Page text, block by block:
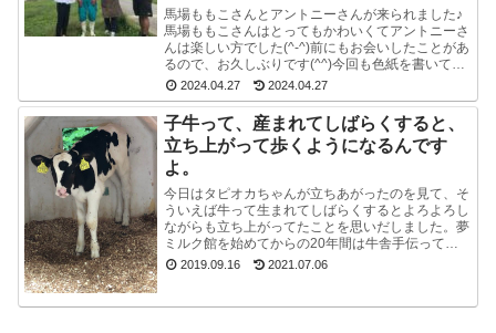
馬場ももこさんとアントニーさんが来られました♪
馬場ももこさんはとってもかわいくてアントニーさ
んは楽しい方でした(^-^)前にもお会いしたことがあ
るので、お久しぶりです(^^)今回も色紙を書いて戴
いたので、夢ミルク館に来られた時には、ぜひ、
ご...
2024.04.27 2024.04.27
子牛って、産まれてしばらくすると、
立ち上がって歩くようになるんです
よ。
今日はタピオカちゃんが立ちあがったのを見て、そ
ういえば牛って生まれてしばらくするとよろよろし
ながらも立ち上がってたことを思いだしました。夢
ミルク館を始めてからの20年間は牛舎手伝ってな
いので、うっかり忘れてました。ちょうど牧場長が
2019.09.16 2021.07.06